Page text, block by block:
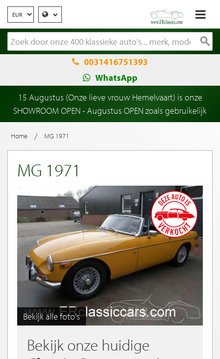
0031416751393
WhatsApp
15 Augustus (Onze lieve vrouw Hemelvaart) is onze
SHOWROOM OPEN - Augustus OPEN zoals gebruikelijk
Home / MG 1971
MG 1971
Bekijk alle foto's
Bekijk onze huidige